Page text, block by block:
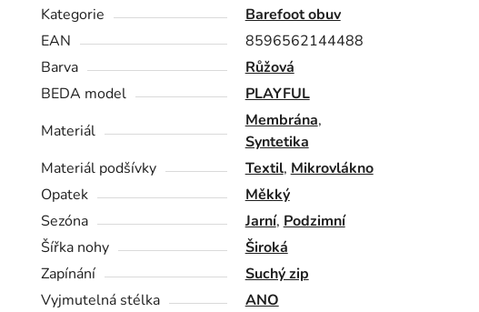
Kategorie
Barefoot obuv
EAN
8596562144488
Barva
Růžová
BEDA model
PLAYFUL
Materiál
Membrána,
Syntetika
Materiál podšívky
Textil, Mikrovlákno
Opatek
Měkký
Sezóna
Jarní, Podzimní
Šířka nohy
Široká
Zapínání
Suchý zip
Vyjmutelná stélka
ANO